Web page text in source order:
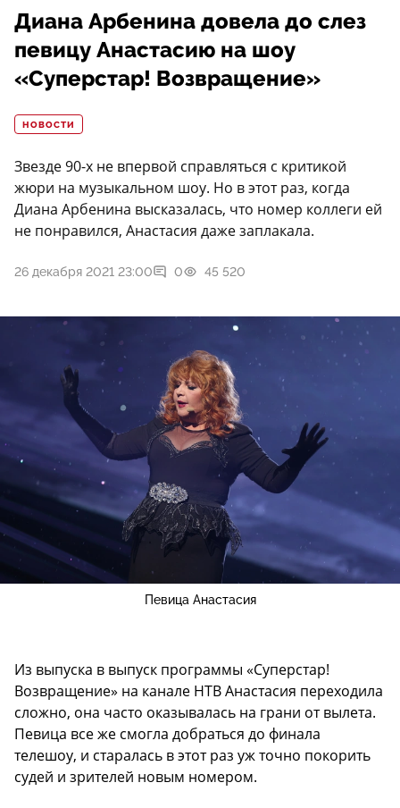
Диана Арбенина довела до слез
певицу Анастасию на шоу
«Суперстар! Возвращение»
НОВОСТИ
Звезде 90-х не впервой справляться с критикой
жюри на музыкальном шоу. Но в этот раз, когда
Диана Арбенина высказалась, что номер коллеги ей
не понравился, Анастасия даже заплакала.
26 декабря 2021 23:00 0 45 520
Певица Анастасия
Из выпуска в выпуск программы «Суперстар!
Возвращение» на канале НТВ Анастасия переходила
сложно, она часто оказывалась на грани от вылета.
Певица все же смогла добраться до финала
телешоу, и старалась в этот раз уж точно покорить
судей и зрителей новым номером.